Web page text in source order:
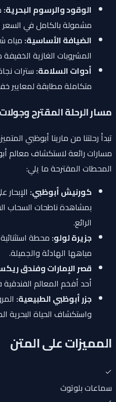
الوقود والرسوم البحرية:
مشمولة بالكامل في
الضيافة الأساسية:مياه
المشروبات الغازية
أدوات السلامة:سترات
متكاملة مطابقة لمعايير
مسار الرحلة المقترح
تبدأ رحلتنا من مارينا أبوظبي
مسارات رائعة لاستكشاف معالم
المحطات المقترحة ما يلي:
كورنيش أبوظبي:الإبحار
بمشاهدة ناطحات السحاب
الرائع.
جزيرة لولو:محطة استثنائية
مياهها الهادئة والجميلة.
قصر الإمارات وفندق
أحد أفخم المعالم الفندقية
جزر أبوظبي الطبيعية:
واستكشاف الحياة البحرية
المميزات على المتن
سماعات بلوتوث